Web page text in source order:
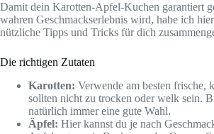
Damit dein Karotten-Apfel-Kuchen garantiert
wahren Geschmackserlebnis wird, habe ich
nützliche Tipps und Tricks für dich
Die richtigen Zutaten
Karotten: Verwende am besten frische,
sollten nicht zu trocken oder welk sein.
natürlich immer eine gute Wahl.
Äpfel: Hier kannst du je nach